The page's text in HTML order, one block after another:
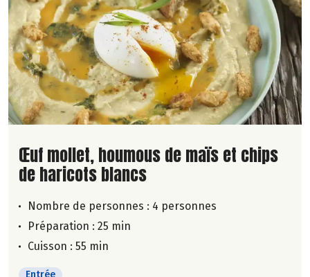
Lire la suite de la recette
Œuf mollet, houmous de maïs et chips
de haricots blancs
Nombre de personnes : 4 personnes
Préparation : 25 min
Cuisson : 55 min
Entrée